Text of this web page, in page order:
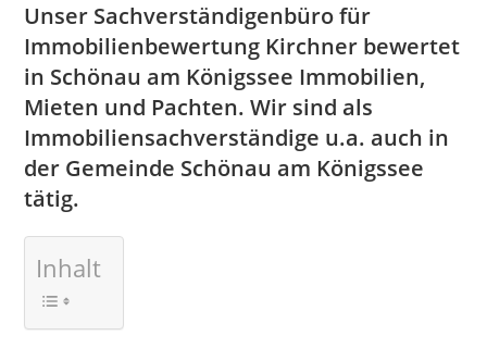
Unser Sachverständigenbüro für
Immobilienbewertung Kirchner bewertet
in Schönau am Königssee Immobilien,
Mieten und Pachten. Wir sind als
Immobiliensachverständige u.a. auch in
der Gemeinde Schönau am Königssee
tätig.
Inhalt